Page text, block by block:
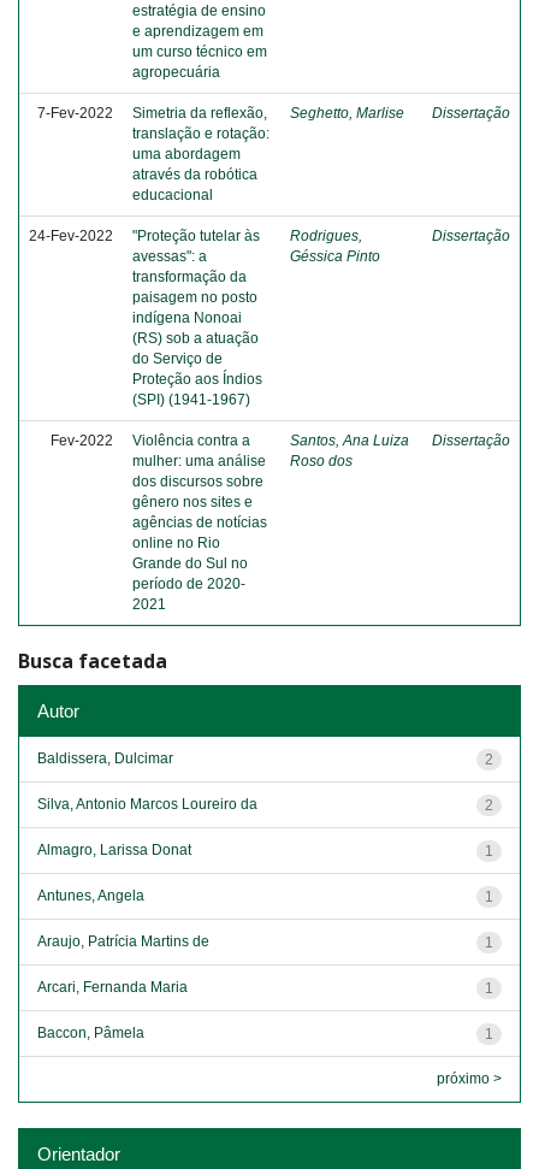
estratégia de ensino
e aprendizagem em
um curso técnico em
agropecuária
7-Fev-2022
Simetria da reflexão,
translação e rotação:
uma abordagem
através da robótica
educacional
Seghetto, Marlise Dissertação
24-Fev-2022
"Proteção tutelar às
avessas": a
transformação da
paisagem no posto
indígena Nonoai
(RS) sob a atuação
do Serviço de
Proteção aos Índios
(SPI) (1941-1967)
Rodrigues,
Géssica Pinto
Dissertação
Fev-2022
Violência contra a
mulher: uma análise
dos discursos sobre
gênero nos sites e
agências de notícias
online no Rio
Grande do Sul no
período de 2020-
2021
Santos, Ana Luiza
Roso dos
Dissertação
Busca facetada
Autor
2
Baldissera, Dulcimar
2
Silva, Antonio Marcos Loureiro da
1
Almagro, Larissa Donat
1
Antunes, Angela
1
Araujo, Patrícia Martins de
1
Arcari, Fernanda Maria
1
Baccon, Pâmela
próximo >
Orientador